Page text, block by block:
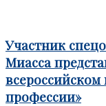
Участник
Миасса
профессии»